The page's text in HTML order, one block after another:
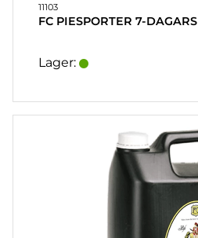
11103
FC PIESPORTER 7-DAGARS
Lager: